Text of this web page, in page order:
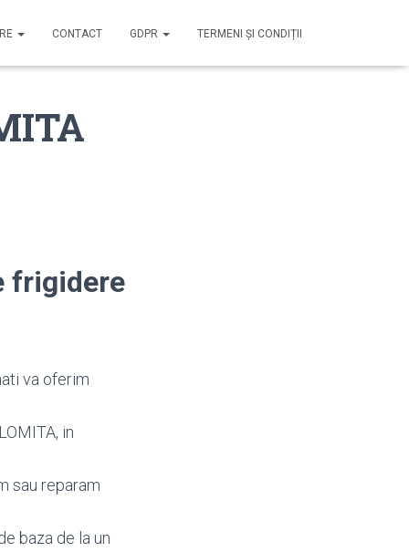
CONTACT GDPR TERMENI ȘI CONDIȚII
frigidere
va oferim
in
sau reparam
baza de la un